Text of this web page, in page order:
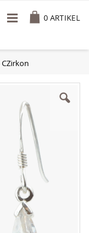
0 ARTIKEL